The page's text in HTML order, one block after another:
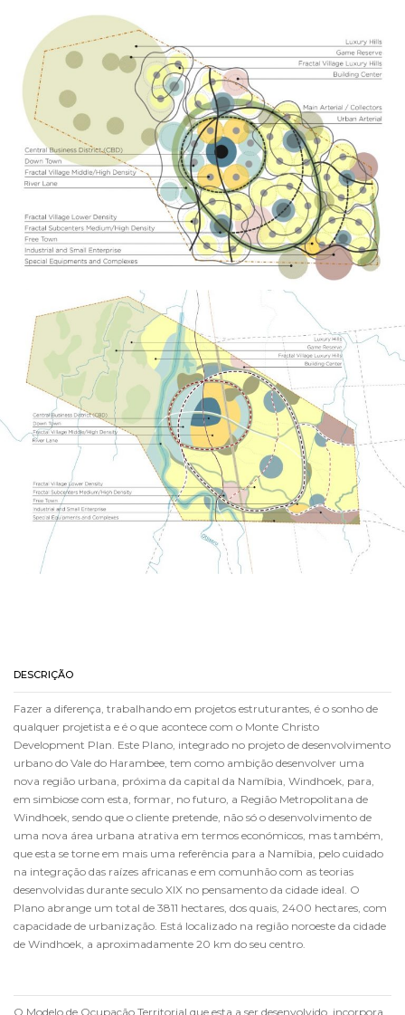
DESCRIÇÃO
Fazer a diferença, trabalhando em projetos estruturantes, é o sonho de
qualquer projetista e é o que acontece com o Monte Christo
Development Plan. Este Plano, integrado no projeto de desenvolvimento
urbano do Vale do Harambee, tem como ambição desenvolver uma
nova região urbana, próxima da capital da Namíbia, Windhoek, para,
em simbiose com esta, formar, no futuro, a Região Metropolitana de
Windhoek, sendo que o cliente pretende, não só o desenvolvimento de
uma nova área urbana atrativa em termos económicos, mas também,
que esta se torne em mais uma referência para a Namíbia, pelo cuidado
na integração das raízes africanas e em comunhão com as teorias
desenvolvidas durante seculo XIX no pensamento da cidade ideal. O
Plano abrange um total de 3811 hectares, dos quais, 2400 hectares, com
capacidade de urbanização. Está localizado na região noroeste da cidade
de Windhoek, a aproximadamente 20 km do seu centro.
O Modelo de Ocupação Territorial que esta a ser desenvolvido, incorpora